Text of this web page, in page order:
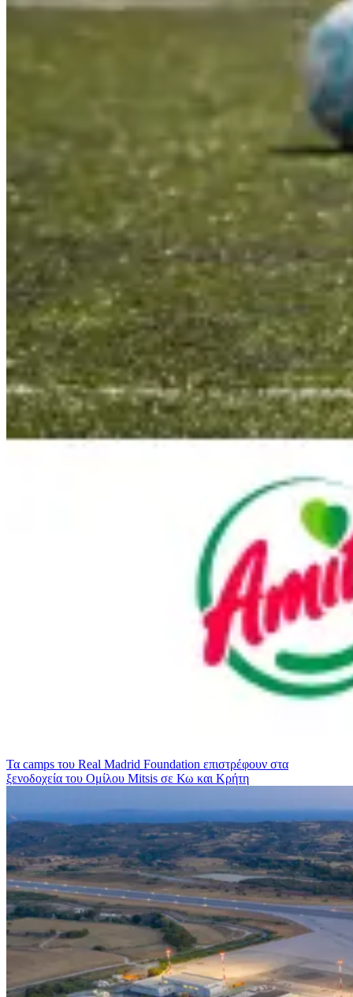
Τα camps του Real Madrid Foundation επιστρέφουν στα
ξενοδοχεία του Ομίλου Mitsis σε Κω και Κρήτη